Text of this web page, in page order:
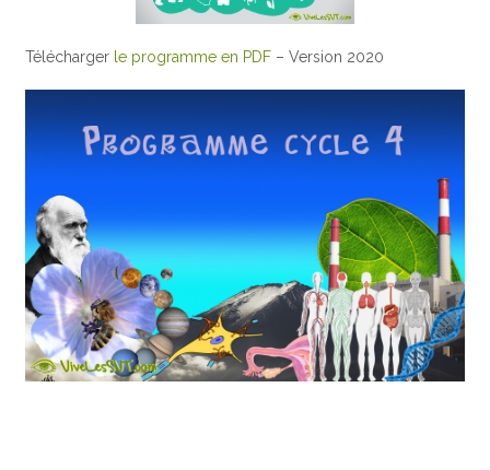
Télécharger le programme en PDF – Version 2020